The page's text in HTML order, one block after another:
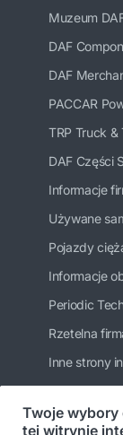
Muzeum
DAF
DAF
PACCAR
TRP Truck &
DAF Części
Informacje
Używane
Pojazdy
Informacje
Periodic
Rzetelna
Inne strony
Twoje
tej witrynie